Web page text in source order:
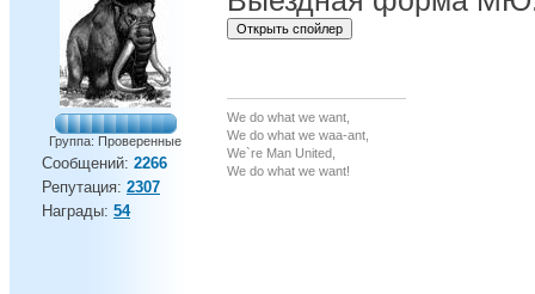
Группа: Проверенные
Сообщений: 2266
Репутация: 2307
Награды: 54
We do what we want,
We do what we waa-ant,
We`re Man United,
We do what we want!